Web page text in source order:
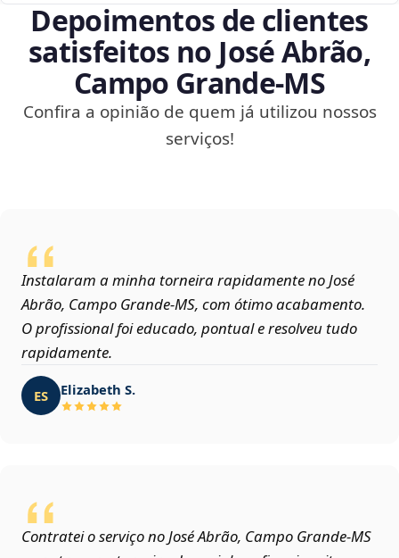
Depoimentos de clientes
satisfeitos no José Abrão,
Campo Grande‑MS
Confira a opinião de quem já utilizou nossos
serviços!
Instalaram a minha torneira rapidamente no José
Abrão, Campo Grande‑MS, com ótimo acabamento.
O profissional foi educado, pontual e resolveu tudo
rapidamente.
ES Elizabeth S.
Contratei o serviço no José Abrão, Campo Grande‑MS